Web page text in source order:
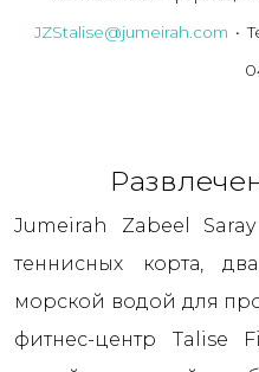
JZStalise@jumeirah.com •
Jumeirah Zabeel
теннисных корта,
морской водой для
фитнес-центр Talise